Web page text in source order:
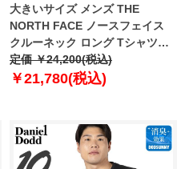
大きいサイズ メンズ THE
NORTH FACE ノースフェイス
クルーネック ロング Tシャツ
DYNAMO CREWNECK USA直輸
入 nm5mr54j
定価 ￥24,200(税込)
￥21,780(税込)